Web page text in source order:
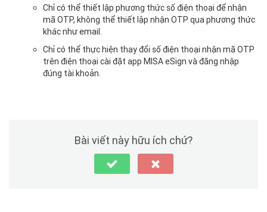
Chỉ có thể thiết lập phương thức số điện thoại để nhận
mã OTP, không thể thiết lập nhận OTP qua phương thức
khác như email.
Chỉ có thể thực hiện thay đổi số điện thoại nhận mã OTP
trên điện thoại cài đặt app MISA eSign và đăng nhập
đúng tài khoản.
Bài viết này hữu ích chứ?